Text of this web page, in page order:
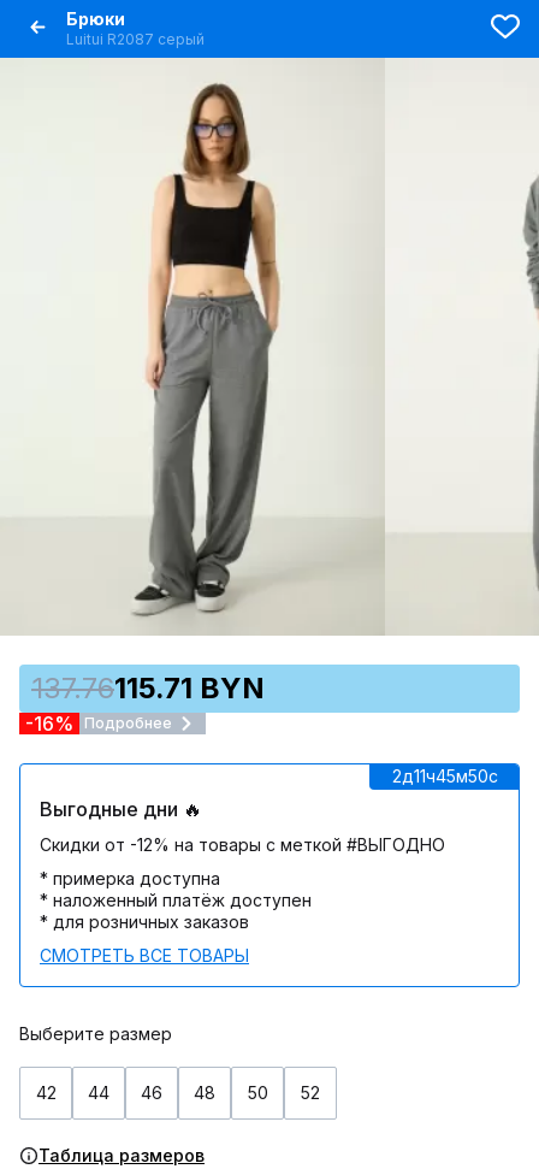
Брюки
Luitui R2087 серый
137.76115.71 BYN
-16% Подробнее
2д11ч45м50c
Выгодные дни 🔥
Скидки от -12% на товары с меткой #ВЫГОДНО
* примерка доступна
* наложенный платёж доступен
* для розничных заказов
СМОТРЕТЬ ВСЕ ТОВАРЫ
Выберите размер
42 44 46 48 50 52
Таблица размеров